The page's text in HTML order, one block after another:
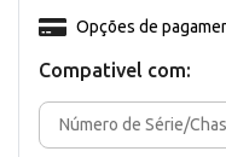
Compativel com:
Opções de